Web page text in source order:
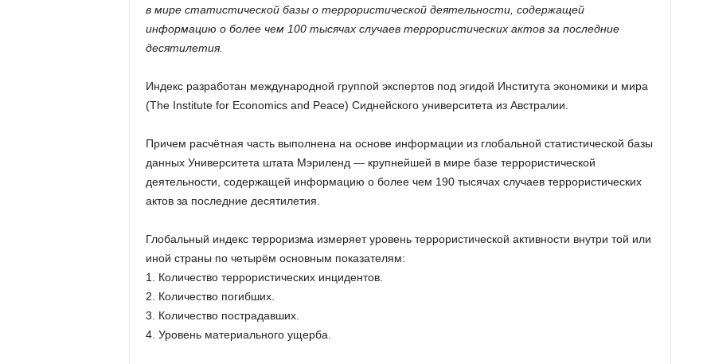
в мире статистической базы о террористической деятельности, содержащей
информацию о более чем 100 тысячах случаев террористических актов за последние
десятилетия.
Индекс разработан международной группой экспертов под эгидой Института экономики и мира
(The Institute for Economics and Peace) Сиднейского университета из Австралии.
Причем расчётная часть выполнена на основе информации из глобальной статистической базы
данных Университета штата Мэриленд — крупнейшей в мире базе террористической
деятельности, содержащей информацию о более чем 190 тысячах случаев террористических
актов за последние десятилетия.
Глобальный индекс терроризма измеряет уровень террористической активности внутри той или
иной страны по четырём основным показателям:
1. Количество террористических инцидентов.
2. Количество погибших.
3. Количество пострадавших.
4. Уровень материального ущерба.